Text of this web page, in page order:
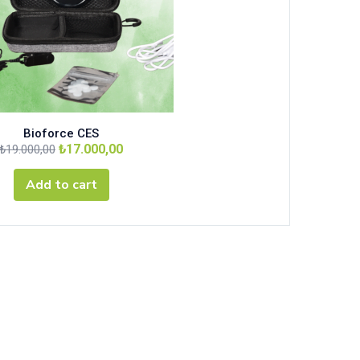
Bioforce CES
₺19.000,00 ₺17.000,00
Add to cart